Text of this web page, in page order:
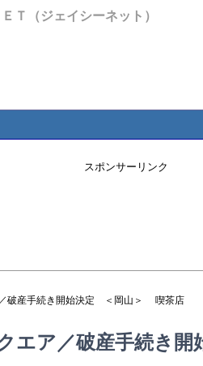
Ｔ（ジェイシーネット）
スポンサーリンク
／破産手続き開始決定 ＜岡山＞ 喫茶店
エア／破産手続き